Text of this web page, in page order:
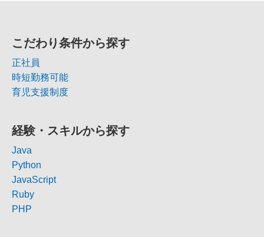
こだわり条件から探す
正社員
時短勤務可能
育児支援制度
経験・スキルから探す
Java
Python
JavaScript
Ruby
PHP